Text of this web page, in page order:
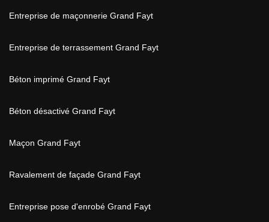
Entreprise de maçonnerie Grand Fayt
Entreprise de terrassement Grand Fayt
Béton imprimé Grand Fayt
Béton désactivé Grand Fayt
Maçon Grand Fayt
Ravalement de façade Grand Fayt
Entreprise pose d'enrobé Grand Fayt